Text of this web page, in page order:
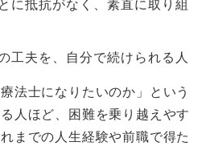
に抵抗がなく、素直に取り組
工夫を、自分で続けられる人
法士になりたいのか」という
人ほど、困難を乗り越えやす
までの人生経験や前職で得た